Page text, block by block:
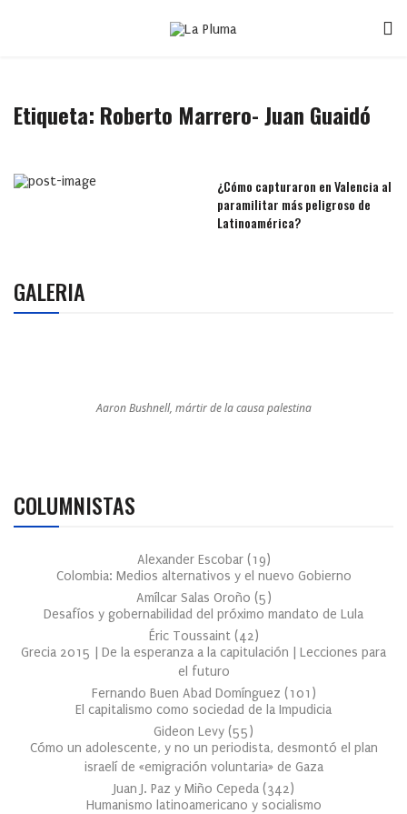
Etiqueta: Roberto Marrero- Juan Guaidó
¿Cómo capturaron en Valencia al
paramilitar más peligroso de
Latinoamérica?
GALERIA
Aaron Bushnell, mártir de la causa palestina
COLUMNISTAS
Alexander Escobar (19)
Colombia: Medios alternativos y el nuevo Gobierno
Amílcar Salas Oroño (5)
Desafíos y gobernabilidad del próximo mandato de Lula
Éric Toussaint (42)
Grecia 2015 | De la esperanza a la capitulación | Lecciones para
el futuro
Fernando Buen Abad Domínguez (101 )
El capitalismo como sociedad de la Impudicia
Gideon Levy (55)
Cómo un adolescente, y no un periodista, desmontó el plan
israelí de «emigración voluntaria» de Gaza
Juan J. Paz y Miño Cepeda (342)
Humanismo latinoamericano y socialismo